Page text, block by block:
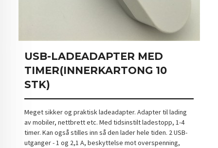
USB-LADEADAPTER MED
TIMER(INNERKARTONG 10
STK)
Meget sikker og praktisk ladeadapter. Adapter til lading
av mobiler, nettbrett etc. Med tidsinstilt ladestopp, 1-4
timer. Kan også stilles inn så den lader hele tiden. 2 USB-
utganger - 1 og 2,1 A, beskyttelse mot overspenning,